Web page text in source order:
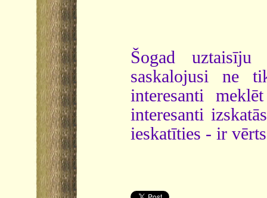
Šogad
saskalojusi ne
interesanti
interesanti
ieskatīties - ir